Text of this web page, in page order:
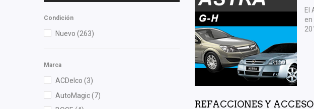
Condición
Nuevo (263)
Marca
ACDelco (3)
AutoMagic(7)
El
REFACCIONES Y